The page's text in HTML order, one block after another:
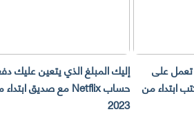
إليك المبلغ الذي يتعين عليك دفعه لمشاركة
حساب Netflix مع صديق ابتداء من عام